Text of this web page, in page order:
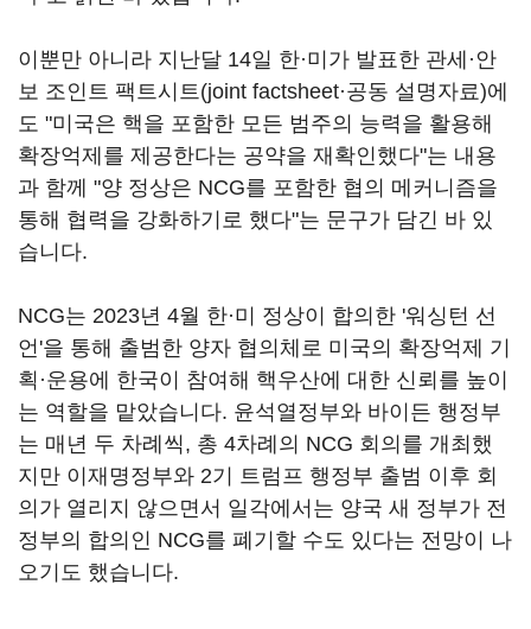
이뿐만 아니라 지난달 14일 한·미가 발표한 관세·안
보 조인트 팩트시트(joint factsheet·공동 설명자료)에
도 "미국은 핵을 포함한 모든 범주의 능력을 활용해
확장억제를 제공한다는 공약을 재확인했다"는 내용
과 함께 "양 정상은 NCG를 포함한 협의 메커니즘을
통해 협력을 강화하기로 했다"는 문구가 담긴 바 있
습니다.
NCG는 2023년 4월 한·미 정상이 합의한 '워싱턴 선
언'을 통해 출범한 양자 협의체로 미국의 확장억제 기
획·운용에 한국이 참여해 핵우산에 대한 신뢰를 높이
는 역할을 맡았습니다. 윤석열정부와 바이든 행정부
는 매년 두 차례씩, 총 4차례의 NCG 회의를 개최했
지만 이재명정부와 2기 트럼프 행정부 출범 이후 회
의가 열리지 않으면서 일각에서는 양국 새 정부가 전
정부의 합의인 NCG를 폐기할 수도 있다는 전망이 나
오기도 했습니다.